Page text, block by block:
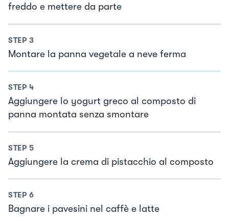
freddo e mettere da parte
STEP 3
Montare la panna vegetale a neve ferma
STEP 4
Aggiungere lo yogurt greco al composto di
panna montata senza smontare
STEP 5
Aggiungere la crema di pistacchio al composto
STEP 6
Bagnare i pavesini nel caffè e latte